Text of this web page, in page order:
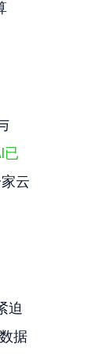
云
迫
据